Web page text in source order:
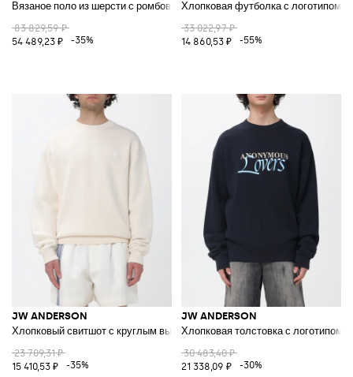
Вязаное поло из шерсти с ромбовидным узором
83 829,59 ₽
54 489,23 ₽
-35%
Хлопковая футболка с логотипом
33 022,97 ₽
14 860,53 ₽
-55%
JW ANDERSON
Хлопковый свитшот с круглым вырезом и логотипом
23 709,31 ₽
15 410,53 ₽
-35%
JW ANDERSON
Хлопковая толстовка с логотипом
30 483,40 ₽
21 338,09 ₽
-30%